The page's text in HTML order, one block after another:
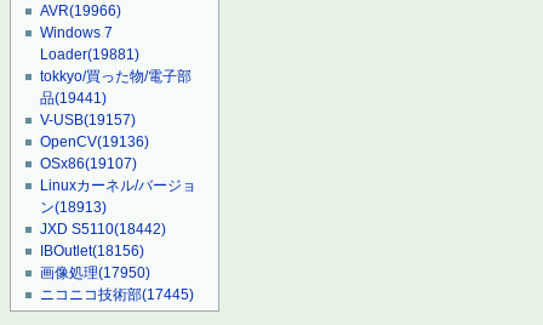
AVR(19966)
Windows 7
Loader(19881)
tokkyo/買った物/電子部
品(19441)
V-USB(19157)
OpenCV(19136)
OSx86(19107)
Linuxカーネル/バージョ
ン(18913)
JXD S5110(18442)
IBOutlet(18156)
画像処理(17950)
ニコニコ技術部(17445)